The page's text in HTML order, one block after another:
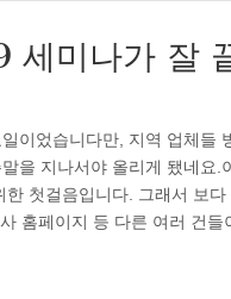
미나가 잘
이었습니다만, 지역 업체들
을 지나서야 올리게 됐네요.
한 첫걸음입니다. 그래서 보
홈페이지 등 다른 여러 건들